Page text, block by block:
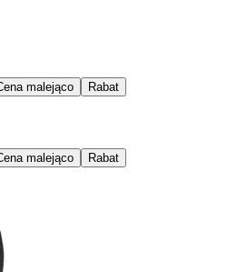
malejąco Rabat
malejąco Rabat